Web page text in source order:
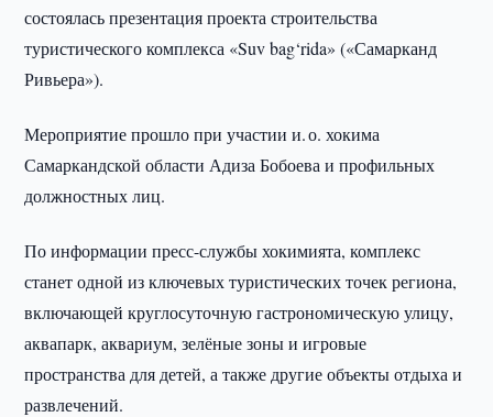
состоялась презентация проекта строительства
туристического комплекса «Suv bag‘rida» («Самарканд
Ривьера»).
Мероприятие прошло при участии и. о. хокима
Самаркандской области Адиза Бобоева и профильных
должностных лиц.
По информации пресс-службы хокимията, комплекс
станет одной из ключевых туристических точек региона,
включающей круглосуточную гастрономическую улицу,
аквапарк, аквариум, зелёные зоны и игровые
пространства для детей, а также другие объекты отдыха и
развлечений.